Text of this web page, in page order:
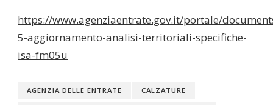
https://www.agenziaentrate.gov.it/portale/
5-aggiornamento-analisi-territoriali-specifiche-
isa-fm05u
AGENZIA DELLE ENTRATE CALZATURE